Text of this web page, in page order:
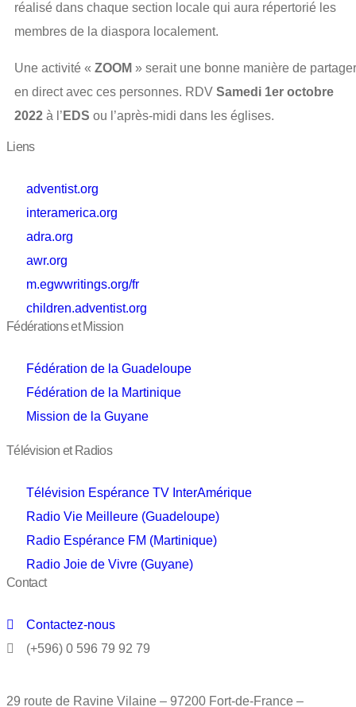
réalisé dans chaque section locale qui aura répertorié les
membres de la diaspora localement.
Une activité « ZOOM » serait une bonne manière de partager
en direct avec ces personnes. RDV Samedi 1er octobre
2022 à l’ EDS ou l’après-midi dans les églises.
Liens
adventist.org
interamerica.org
adra.org
awr.org
m.egwwritings.org/fr
children.adventist.org
Fédérations et Mission
Fédération de la Guadeloupe
Fédération de la Martinique
Mission de la Guyane
Télévision et Radios
Télévision Espérance TV InterAmérique
Radio Vie Meilleure (Guadeloupe)
Radio Espérance FM (Martinique)
Radio Joie de Vivre (Guyane)
Contact
Contactez-nous
(+596) 0 596 79 92 79
29 route de Ravine Vilaine – 97200 Fort-de-France –